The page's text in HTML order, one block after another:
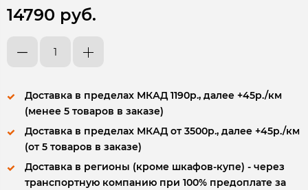
14790 руб.
Доставка в пределах МКАД 1190р., далее +45р./км
(менее 5 товаров в заказе)
Доставка в пределах МКАД от 3500р., далее +45р./км
(от 5 товаров в заказе)
Доставка в регионы (кроме шкафов-купе) - через
транспортную компанию при 100% предоплате за